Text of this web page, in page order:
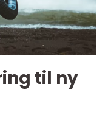
til ny